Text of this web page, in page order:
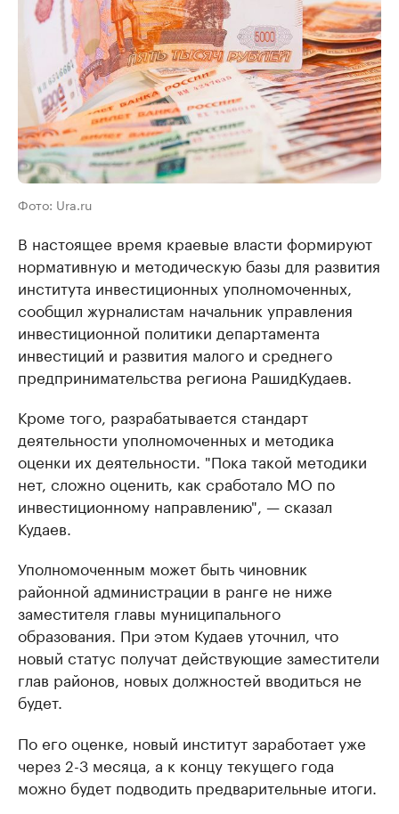
Фото: Ura.ru
В настоящее время краевые власти формируют
нормативную и методическую базы для развития
института инвестиционных уполномоченных,
сообщил журналистам начальник управления
инвестиционной политики департамента
инвестиций и развития малого и среднего
предпринимательства региона РашидКудаев
Кроме того, разрабатывается стандарт
деятельности уполномоченных и методика
оценки их деятельности. "Пока такой методики
нет, сложно оценить, как сработало МО по
инвестиционному направлению", — сказал
Кудаев.
Уполномоченным может быть чиновник
районной администрации в ранге не ниже
заместителя главы муниципального
образования. При этом Кудаев уточнил, что
новый статус получат действующие заместители
глав районов, новых должностей вводиться не
будет.
По его оценке, новый институт заработает уже
через 2-3 месяца, а к концу текущего года
можно будет подводить предварительные итоги.